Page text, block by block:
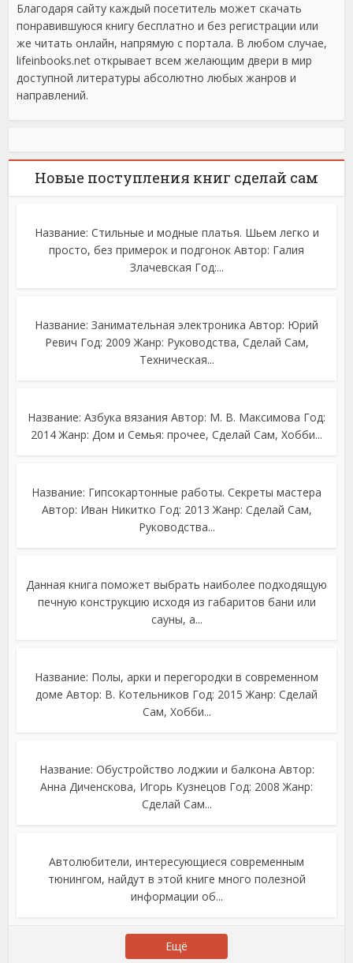
Благодаря сайту каждый посетитель может скачать
понравившуюся книгу бесплатно и без регистрации или
же читать онлайн, напрямую с портала. В любом случае,
lifeinbooks.net открывает всем желающим двери в мир
доступной литературы абсолютно любых жанров и
направлений.
Новые поступления книг сделай сам
Название: Стильные и модные платья. Шьем легко и
просто, без примерок и подгонок Автор: Галия
Злачевская Год:...
Название: Занимательная электроника Автор: Юрий
Ревич Год: 2009 Жанр: Руководства, Сделай Сам,
Техническая...
Название: Азбука вязания Автор: М. В. Максимова Год:
2014 Жанр: Дом и Семья: прочее, Сделай Сам, Хобби...
Название: Гипсокартонные работы. Секреты мастера
Автор: Иван Никитко Год: 2013 Жанр: Сделай Сам,
Руководства...
Данная книга поможет выбрать наиболее подходящую
печную конструкцию исходя из габаритов бани или
сауны, а...
Название: Полы, арки и перегородки в современном
доме Автор: В. Котельников Год: 2015 Жанр: Сделай
Сам, Хобби...
Название: Обустройство лоджии и балкона Автор:
Анна Диченскова, Игорь Кузнецов Год: 2008 Жанр:
Сделай Сам...
Автолюбители, интересующиеся современным
тюнингом, найдут в этой книге много полезной
информации об...
Ещё